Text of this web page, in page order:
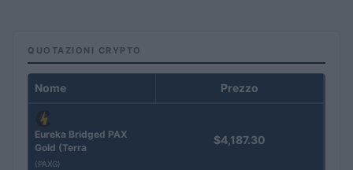
QUOTAZIONI CRYPTO
Nome Prezzo
Eureka Bridged PAX
Gold (Terra
(PAXG)
$4,187.30